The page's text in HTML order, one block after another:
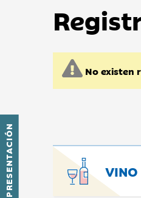
PRESENTACIÓN
No existen
VINO